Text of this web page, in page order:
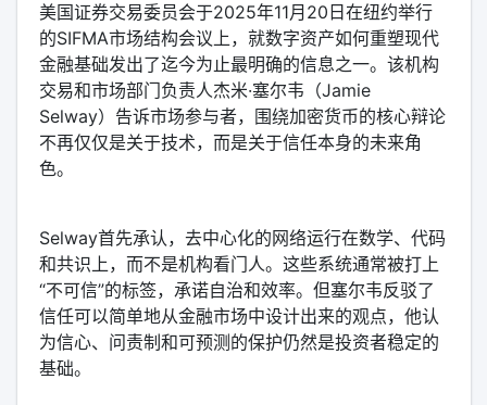
美国证券交易委员会于2025年11月20日在纽约举行
的SIFMA市场结构会议上，就数字资产如何重塑现代
金融基础发出了迄今为止最明确的信息之一。该机构
交易和市场部门负责人杰米·塞尔韦（Jamie
Selway）告诉市场参与者，围绕加密货币的核心辩论
不再仅仅是关于技术，而是关于信任本身的未来角
色。
Selway首先承认，去中心化的网络运行在数学、代码
和共识上，而不是机构看门人。这些系统通常被打上
“不可信”的标签，承诺自治和效率。但塞尔韦反驳了
信任可以简单地从金融市场中设计出来的观点，他认
为信心、问责制和可预测的保护仍然是投资者稳定的
基础。